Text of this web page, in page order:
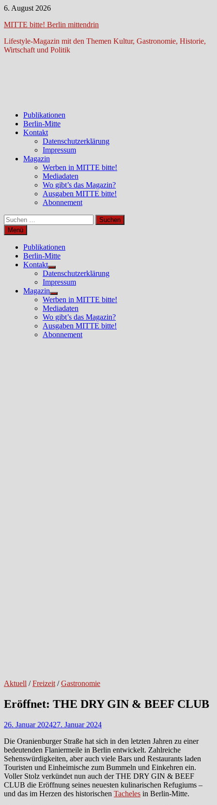
Zum
springen
6. August 2026
MITTE bitte! Berlin mittendrin
Lifestyle-Magazin mit den Themen Kultur, Gastronomie, Historie,
Wirtschaft und Politik
Publikationen
Berlin-Mitte
Kontakt
Datenschutzerklärung
Impressum
Magazin
Werben in MITTE bitte!
Mediadaten
Wo gibt’s das Magazin?
Ausgaben MITTE bitte!
Abonnement
Suchen
nach:
Menü
Publikationen
Berlin-Mitte
Kontakt
Untermenü
anzeigen
Datenschutzerklärung
Impressum
Magazin
Untermenü
anzeigen
Werben in MITTE bitte!
Mediadaten
Wo gibt’s das Magazin?
Ausgaben MITTE bitte!
Abonnement
Aktuell /Freizeit /Gastronomie
Eröffnet: THE DRY GIN & BEEF CLUB
26. Januar 202427. Januar 2024
Die Oranienburger Straße hat sich in den letzten Jahren zu einer
bedeutenden Flaniermeile in Berlin entwickelt. Zahlreiche
Sehenswürdigkeiten, aber auch viele Bars und Restaurants laden
Touristen und Einheimische zum Bummeln und Einkehren ein.
Voller Stolz verkündet nun auch der THE DRY GIN & BEEF
CLUB die Eröffnung seines neuesten kulinarischen Refugiums –
und das im Herzen des historischen Tacheles in Berlin-Mitte.